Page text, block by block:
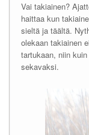
Vai takiainen?
haittaa kun
sieltä ja täältä.
olekaan takiainen
tartukaan, niin
sekavaksi.